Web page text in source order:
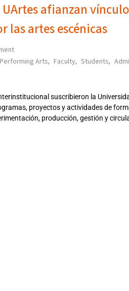
GUAYAQUIL2024312024WED,
afianzan
las artes escénicas
Performing Arts, Faculty, Students,
suscribieron la
proyectos y actividades de
producción, gestión y